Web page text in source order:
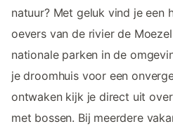
natuur? Met geluk vind je een
oevers van de rivier de
nationale parken in de
je droomhuis voor een
ontwaken kijk je direct uit
met bossen. Bij meerdere